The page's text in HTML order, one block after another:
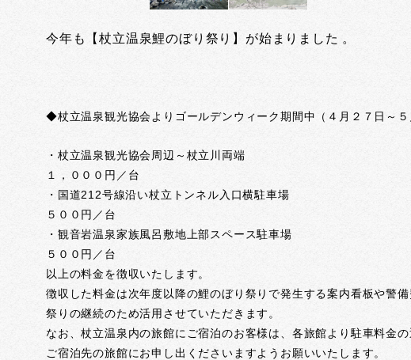
今年も【杖立温泉鯉のぼり祭り】が始まりました 。
◆杖立温泉観光協会よりゴールデンウィーク期間中（４月２７日～５
・杖立温泉観光協会周辺～杖立川両端
１，０００円／台
・国道212号線沿い杖立トンネル入口横駐車場
５００円／台
・観音岩温泉家族風呂敷地上部スペース駐車場
５００円／台
以上の料金を徴収いたします。
徴収した料金は次年度以降の鯉のぼり祭りで発生する案内看板や警備
祭りの継続のため活用させていただきます。
なお、杖立温泉内の旅館にご宿泊のお客様は、各旅館より駐車料金
ご宿泊先の旅館にお申し出くださいますようお願いいたします。